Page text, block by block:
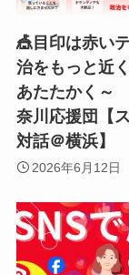
🎪目印は赤い
治をもっと近
あたたかく
奈川応援団【
対話＠横浜】
2026年6月12日